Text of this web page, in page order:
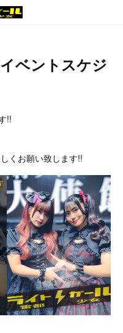
ベントスケジ
!!
くお願い致します!!